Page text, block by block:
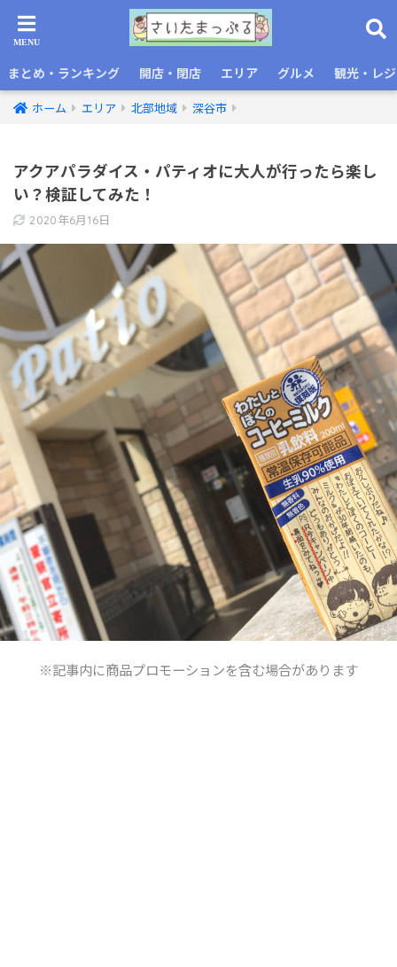
まとめ・ランキング 開店・閉店 エリア グルメ 観光・レ
ホーム エリア 北部地域 深谷市
アクアパラダイス・パティオに大人が行ったら楽し
い？検証してみた！
2020年6月16日
※記事内に商品プロモーションを含む場合があります